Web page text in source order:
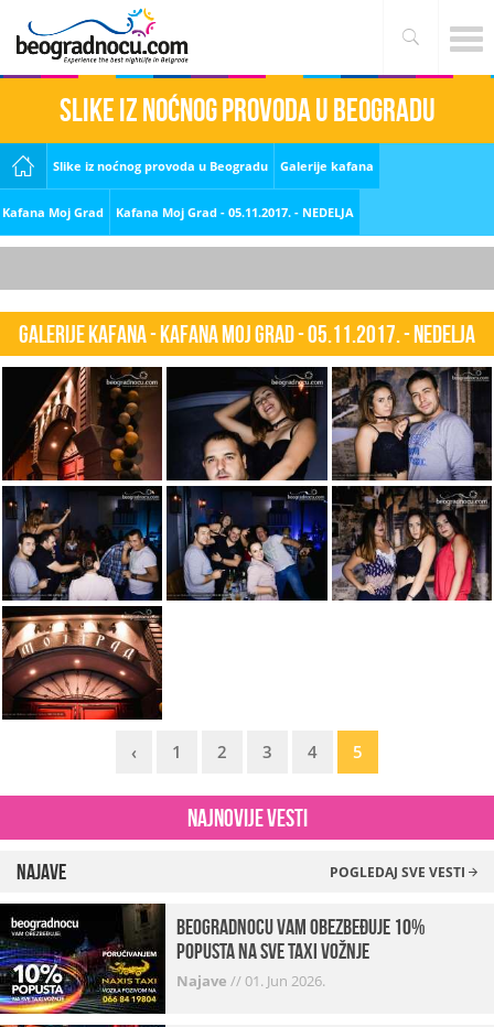
Slike iz noćnog provoda u Beogradu
Slike iz noćnog provoda u Beogradu Galerije kafana
Kafana Moj Grad Kafana Moj Grad - 05.11.2017. - NEDELJA
Galerije kafana - Kafana Moj Grad - 05.11.2017. - NEDELJA
‹ 1 2 3 4 5
Najnovije vesti
Najave POGLEDAJ SVE VESTI
beogradnocu vam obezbeđuje 10%
popusta na sve taxi vožnje
Najave //01. Jun 2026.